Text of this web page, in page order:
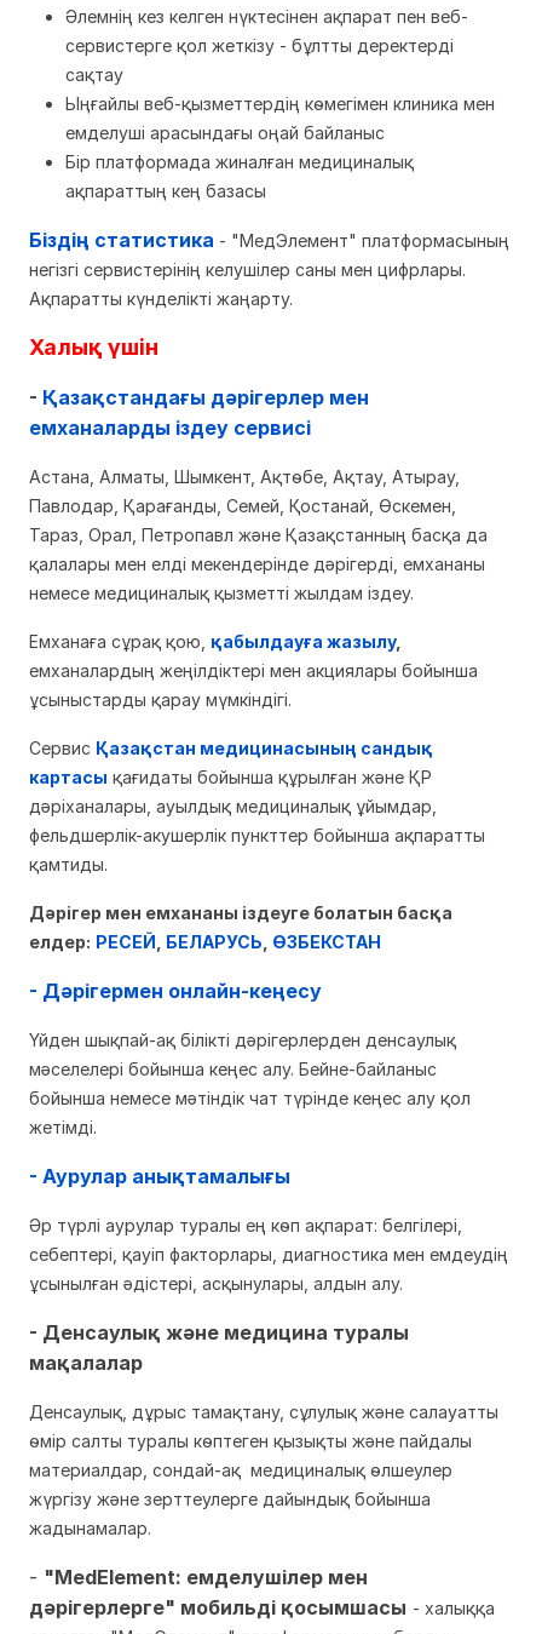
Әлемнің кез келген нүктесінен ақпарат пен веб-
сервистерге қол жеткізу - бұлтты деректерді
сақтау
Ыңғайлы веб-қызметтердің көмегімен клиника мен
емделуші арасындағы оңай байланыс
Бір платформада жиналған медициналық
ақпараттың кең базасы
Біздің статистика - "МедЭлемент" платформасының
негізгі сервистерінің келушілер саны мен цифрлары.
Ақпаратты күнделікті жаңарту.
Халық үшін
- Қазақстандағы дәрігерлер мен
емханаларды іздеу сервисі
Астана, Алматы, Шымкент, Ақтөбе, Ақтау, Атырау,
Павлодар, Қарағанды, Семей, Қостанай, Өскемен,
Тараз, Орал, Петропавл және Қазақстанның басқа да
қалалары мен елді мекендерінде дәрігерді, емхананы
немесе медициналық қызметті жылдам іздеу.
Емханаға сұрақ қою, қабылдауға жазылу,
емханалардың жеңілдіктері мен акциялары бойынша
ұсыныстарды қарау мүмкіндігі.
Сервис Қазақстан медицинасының сандық
картасы қағидаты бойынша құрылған және ҚР
дәріханалары, ауылдық медициналық ұйымдар,
фельдшерлік-акушерлік пункттер бойынша ақпаратты
қамтиды.
Дәрігер мен емхананы іздеуге болатын басқа
елдер: РЕСЕЙ БЕЛАРУСЬ ӨЗБЕКСТАН
- Дәрігермен онлайн-кеңесу
Үйден шықпай-ақ білікті дәрігерлерден денсаулық
мәселелері бойынша кеңес алу. Бейне-байланыс
бойынша немесе мәтіндік чат түрінде кеңес алу қол
жетімді.
- Аурулар анықтамалығы
Әр түрлі аурулар туралы ең көп ақпарат: белгілері,
себептері, қауіп факторлары, диагностика мен емдеудің
ұсынылған әдістері, асқынулары, алдын алу.
- Денсаулық және медицина туралы
мақалалар
Денсаулық, дұрыс тамақтану, сұлулық және салауатты
өмір салты туралы көптеген қызықты және пайдалы
материалдар, сондай-ақ медициналық өлшеулер
жүргізу және зерттеулерге дайындық бойынша
жадынамалар.
- "MedElement: емделушілер мен
дәрігерлерге" мобильді қосымшасы - халыққа